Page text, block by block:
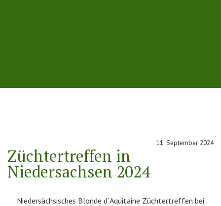
11. September 2024
Züchtertreffen in
Niedersachsen 2024
Niedersächsisches Blonde d´Aquitaine Züchtertreffen bei